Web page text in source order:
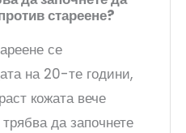
стареене?
се
на 20-те години,
кожата вече
да започнете